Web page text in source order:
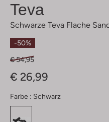
Teva
Schwarze Teva Flache
-50%
€ 54,95
€ 26,99
Farbe : Schwarz